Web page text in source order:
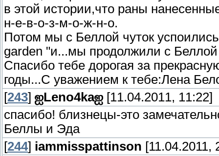
в этой истории,что раны
н-е-в-о-з-м-о-ж-н-о.
Потом мы с Беллой чуток
garden "и...мы продолжили с Беллой
Спасибо тебе дорогая за
годы...С уважением к тебе:Лена
[243] ஐLeno4kaஐ [11.04.2011, 11:22]
спасибо! близнецы-это
Беллы и Эда
[244] iammisspattinson [11.04.2011,